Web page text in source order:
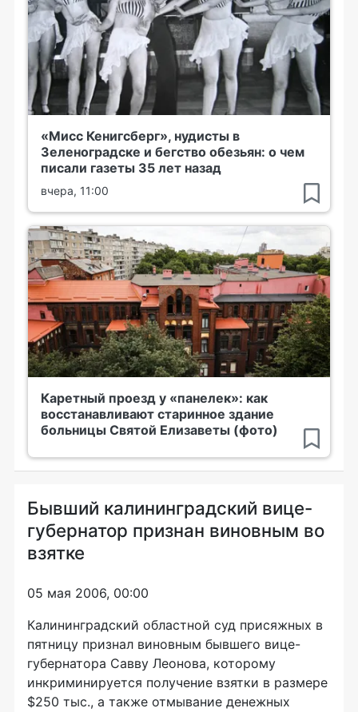
«Мисс Кенигсберг», нудисты в
Зеленоградске и бегство обезьян: о чем
писали газеты 35 лет назад
вчера, 11:00
Каретный проезд у «панелек»: как
восстанавливают старинное здание
больницы Святой Елизаветы (фото)
Бывший калининградский вице-
губернатор признан виновным во
взятке
05 мая 2006, 00:00
Калининградский областной суд присяжных в
пятницу признал виновным бывшего вице-
губернатора Савву Леонова, которому
инкриминируется получение взятки в размере
$250 тыс., а также отмывание денежных